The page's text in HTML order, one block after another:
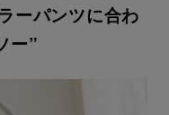
ーパンツに合わ
ー”